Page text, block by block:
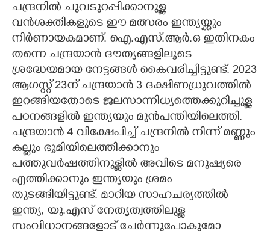
ചന്ദ്രനിൽ ചുവടുറപ്പിക്കാനുള്ള
വൻശക്തികളുടെ ഈ മത്സരം ഇന്ത്യയ്ക്കും
നിർണായകമാണ്. ഐ.എസ്.ആർ.ഒ ഇതിനകം
തന്നെ ചന്ദ്രയാൻ ദൗത്യങ്ങളിലൂടെ
ശ്രദ്ധേയമായ നേട്ടങ്ങൾ കൈവരിച്ചിട്ടുണ്ട്. 2023
ആഗസ്റ്റ് 23ന് ചന്ദ്രയാൻ 3 ദക്ഷിണധ്രുവത്തിൽ
ഇറങ്ങിയതോടെ ജലസാന്നിധ്യത്തെക്കുറിച്ചുള്ള
പഠനങ്ങളിൽ ഇന്ത്യയും മുൻപന്തിയിലെത്തി.
ചന്ദ്രയാൻ 4 വിക്ഷേപിച്ച് ചന്ദ്രനിൽ നിന്ന് മണ്ണും
കല്ലും ഭൂമിയിലെത്തിക്കാനും
പത്തുവർഷത്തിനുള്ളിൽ അവിടെ മനുഷ്യരെ
എത്തിക്കാനും ഇന്ത്യയും ശ്രമം
തുടങ്ങിയിട്ടുണ്ട്. മാറിയ സാഹചര്യത്തിൽ
ഇന്ത്യ,​ യു.എസ് നേതൃത്വത്തിലുള്ള
സംവിധാനങ്ങളോട് ചേർന്നുപോകുമോ